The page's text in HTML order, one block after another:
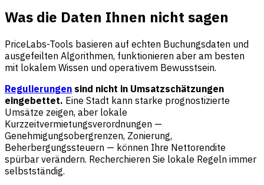
Was die Daten Ihnen nicht sagen
PriceLabs-Tools basieren auf echten Buchungsdaten und
ausgefeilten Algorithmen, funktionieren aber am besten
mit lokalem Wissen und operativem Bewusstsein.
Regulierungen sind nicht in Umsatzschätzungen
eingebettet. Eine Stadt kann starke prognostizierte
Umsätze zeigen, aber lokale
Kurzzeitvermietungsverordnungen —
Genehmigungsobergrenzen, Zonierung,
Beherbergungssteuern — können Ihre Nettorendite
spürbar verändern. Recherchieren Sie lokale Regeln immer
selbstständig.